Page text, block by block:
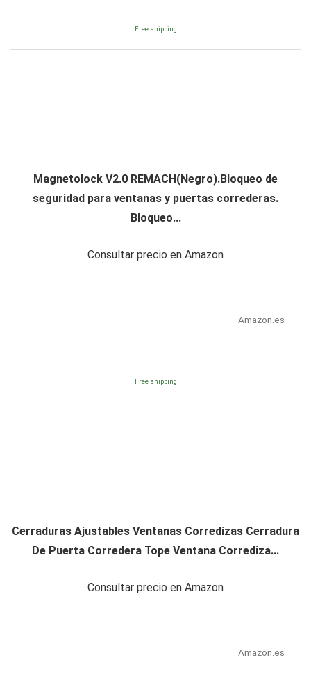
Free shipping
Magnetolock V2.0 REMACH(Negro).Bloqueo de
seguridad para ventanas y puertas correderas.
Bloqueo...
Consultar precio en Amazon
Amazon.es
Free shipping
Cerraduras Ajustables Ventanas Corredizas Cerradura
De Puerta Corredera Tope Ventana Corrediza...
Consultar precio en Amazon
Amazon.es